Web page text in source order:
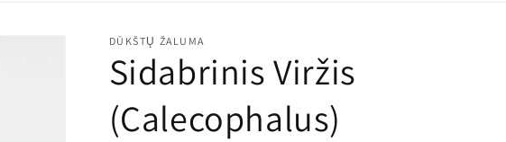
DŪKŠTŲ ŽALUMA
Sidabrinis Viržis
(Calecophalus)